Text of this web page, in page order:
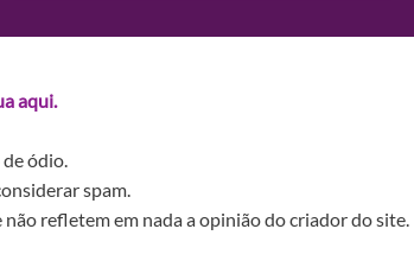
aqui.
ódio.
spam.
refletem em nada a opinião do criador do site.